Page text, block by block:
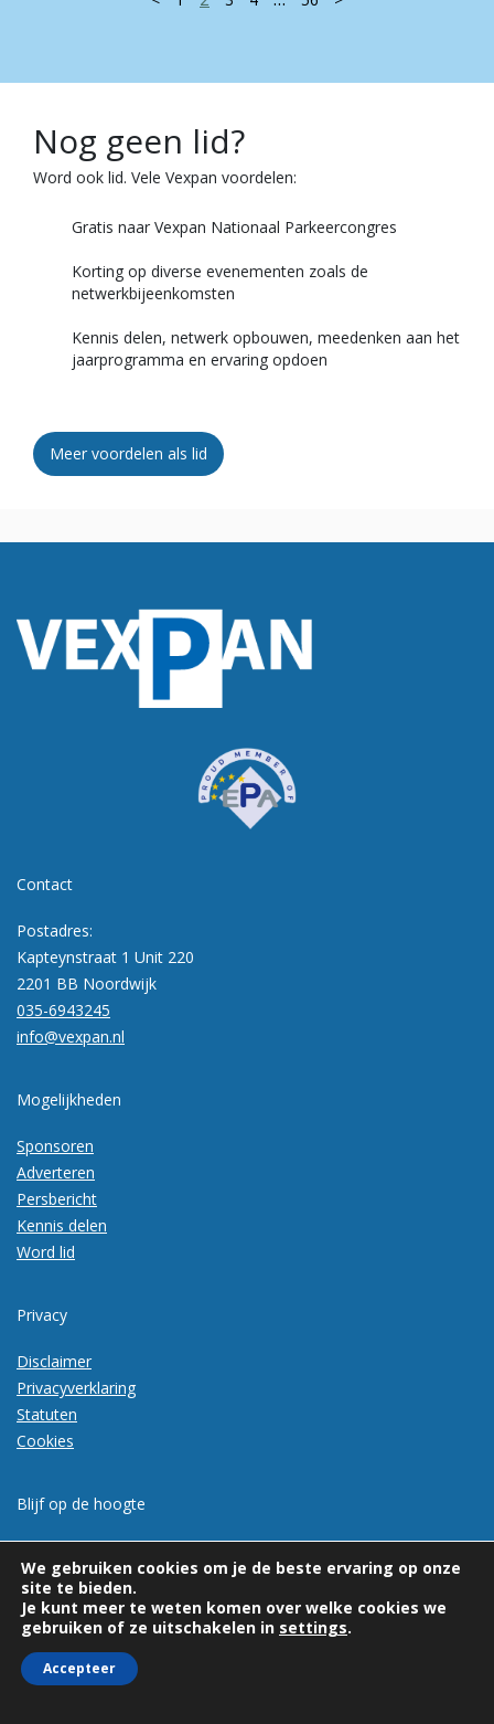
Nog geen lid?
Word ook lid. Vele Vexpan voordelen:
Gratis naar Vexpan Nationaal Parkeercongres
Korting op diverse evenementen zoals de
netwerkbijeenkomsten
Kennis delen, netwerk opbouwen, meedenken aan het
jaarprogramma en ervaring opdoen
Meer voordelen als lid
Contact
Postadres:
Kapteynstraat 1 Unit 220
2201 BB Noordwijk
035-6943245
info@vexpan.nl
Mogelijkheden
Sponsoren
Adverteren
Persbericht
Kennis delen
Word lid
Privacy
Disclaimer
Privacyverklaring
Statuten
Cookies
Blijf op de hoogte
We gebruiken cookies om je de beste ervaring op onze
site te bieden.
Je kunt meer te weten komen over welke cookies we
gebruiken of ze uitschakelen in settings.
Accepteer